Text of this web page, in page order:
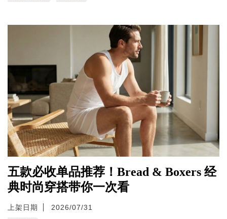
五款必收单品推荐！Bread & Boxers 经
典时尚穿搭带你一次看
上架日期 2026/07/31